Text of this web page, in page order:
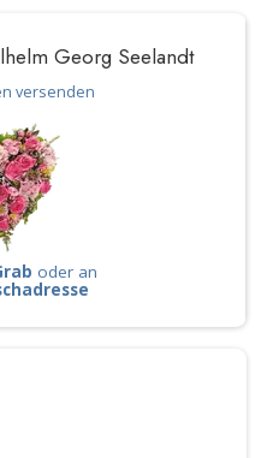
Georg Seelandt
versenden
oder an